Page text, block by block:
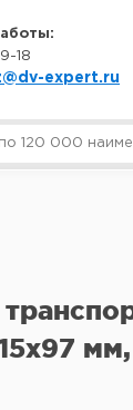
18
expert.ru